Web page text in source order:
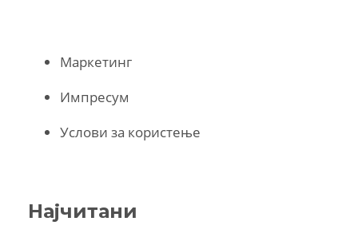
Маркетинг
Импресум
Услови за користење
Најчитани